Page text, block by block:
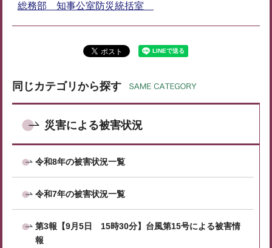
総務部 知事公室防災統括室
同じカテゴリから探す
災害による被害状況
令和8年の被害状況一覧
令和7年の被害状況一覧
第3報【9月5日 15時30分】台風第15号による被害情
報